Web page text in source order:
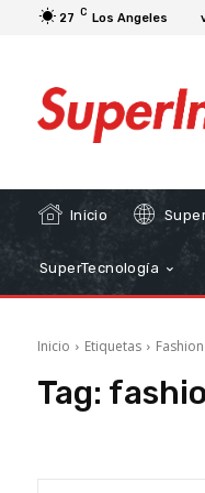
27 C Los Angeles
Inicio
SuperTecnología
Inicio Etiquetas Fashion
Tag: